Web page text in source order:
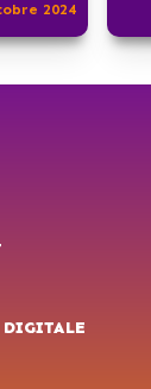
2024
DIGITALE